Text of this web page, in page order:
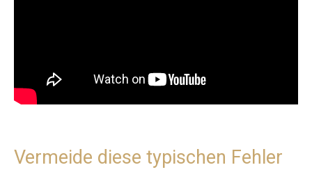
Vermeide diese typischen Fehler